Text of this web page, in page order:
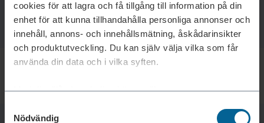
cookies för att lagra och få tillgång till information på din
enhet för att kunna tillhandahålla personliga annonser och
innehåll, annons- och innehållsmätning, åskådarinsikter
och produktutveckling. Du kan själv välja vilka som får
använda din data och i vilka syften.
Med din tillåtelse skulle vi även vilja:
kan ha en noggrannhet på upp till flera meter
Nödvändig